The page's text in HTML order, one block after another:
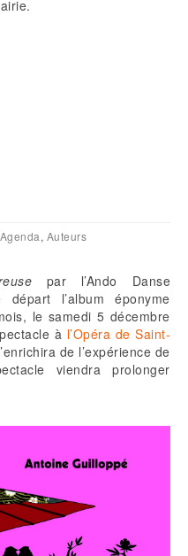
Agenda, Auteurs
par l’Ando Danse
l’album éponyme
le samedi 5 décembre
à l’Opéra de Saint-
de l’expérience de
viendra prolonger